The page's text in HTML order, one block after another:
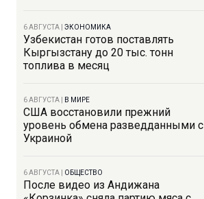
6 АВГУСТА ЭКОНОМИКА
Узбекистан готов поставлять
Кыргызстану до 20 тыс. тонн
топлива в месяц
6 АВГУСТА В МИРЕ
США восстановили прежний
уровень обмена разведданными с
Украиной
6 АВГУСТА ОБЩЕСТВО
После видео из Андижана